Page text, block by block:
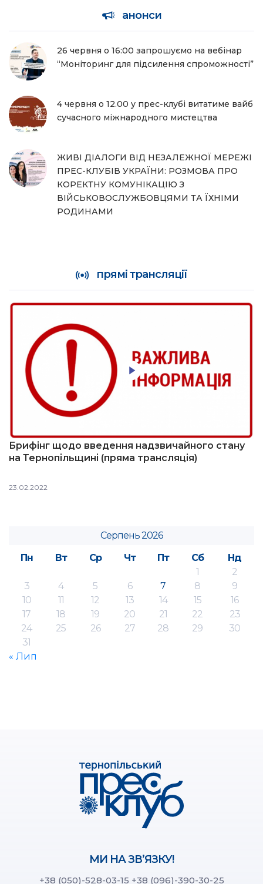
анонси
26 червня о 16:00 запрошуємо на вебінар
“Моніторинг для підсилення спроможності”
4 червня о 12.00 у прес-клубі витатиме вайб
сучасного міжнародного мистецтва
ЖИВІ ДІАЛОГИ ВІД НЕЗАЛЕЖНОЇ МЕРЕЖІ
ПРЕС-КЛУБІВ УКРАЇНИ: РОЗМОВА ПРО
КОРЕКТНУ КОМУНІКАЦІЮ З
ВІЙСЬКОВОСЛУЖБОВЦЯМИ ТА ЇХНІМИ
РОДИНАМИ
прямі трансляції
Брифінг щодо введення надзвичайного стану
на Тернопільщині (пряма трансляція)
23.02.2022
Серпень 2026
Пн
Вт Ср Чт Пт Сб
Нд
1
2
3
4 5 6 7 8
9
10
11 12 13 14 15
16
17
18 19 20 21 22
23
24
25 26 27 28 29
30
31
« Лип
МИ НА ЗВ’ЯЗКУ!
+38 (050)-528-03-15 +38 (096)-390-30-25